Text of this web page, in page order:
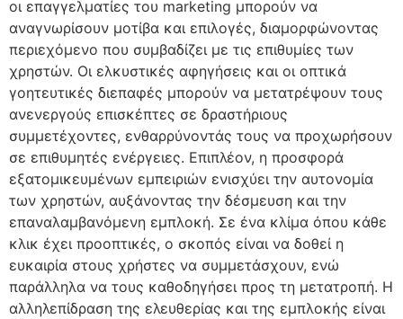
οι επαγγελματίες του marketing μπορούν να
αναγνωρίσουν μοτίβα και επιλογές, διαμορφώνοντας
περιεχόμενο που συμβαδίζει με τις επιθυμίες των
χρηστών. Οι ελκυστικές αφηγήσεις και οι οπτικά
γοητευτικές διεπαφές μπορούν να μετατρέψουν τους
ανενεργούς επισκέπτες σε δραστήριους
συμμετέχοντες, ενθαρρύνοντάς τους να προχωρήσουν
σε επιθυμητές ενέργειες. Επιπλέον, η προσφορά
εξατομικευμένων εμπειριών ενισχύει την αυτονομία
των χρηστών, αυξάνοντας την δέσμευση και την
επαναλαμβανόμενη εμπλοκή. Σε ένα κλίμα όπου κάθε
κλικ έχει προοπτικές, ο σκοπός είναι να δοθεί η
ευκαιρία στους χρήστες να συμμετάσχουν, ενώ
παράλληλα να τους καθοδηγήσει προς τη μετατροπή. Η
αλληλεπίδραση της ελευθερίας και της εμπλοκής είναι